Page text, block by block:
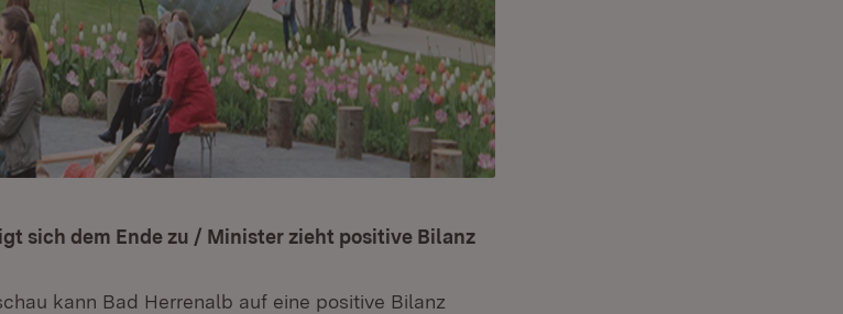
sich dem Ende zu / Minister zieht positive Bilanz
kann Bad Herrenalb auf eine positive Bilanz